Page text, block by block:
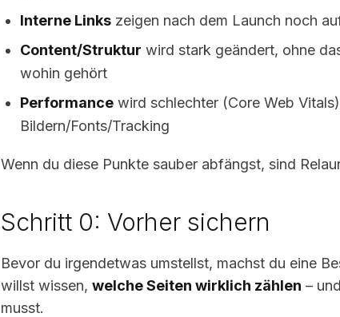
Interne Links zeigen nach dem Launch noch
Content/Struktur wird stark geändert, ohne
wohin gehört
Performance wird schlechter (Core Web
Bildern/Fonts/Tracking
Wenn du diese Punkte sauber abfängst, sind
Schritt 0: Vorher sichern
Bevor du irgendetwas umstellst, machst du eine
willst wissen, welche Seiten wirklich zählen –
musst.